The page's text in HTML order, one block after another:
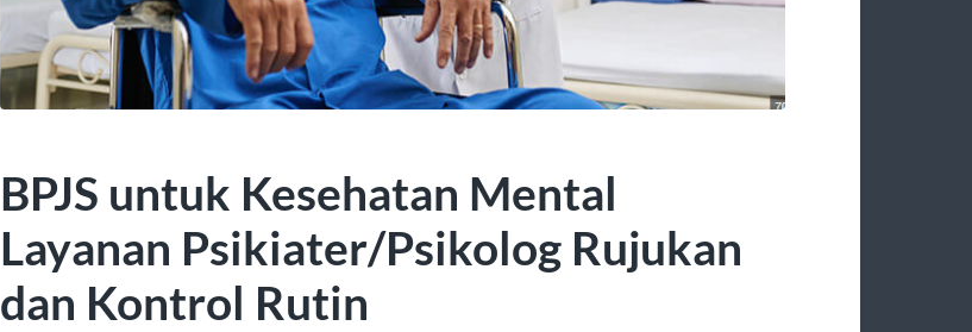
BPJS untuk Kesehatan Mental
Layanan Psikiater/Psikolog Rujukan
dan Kontrol Rutin